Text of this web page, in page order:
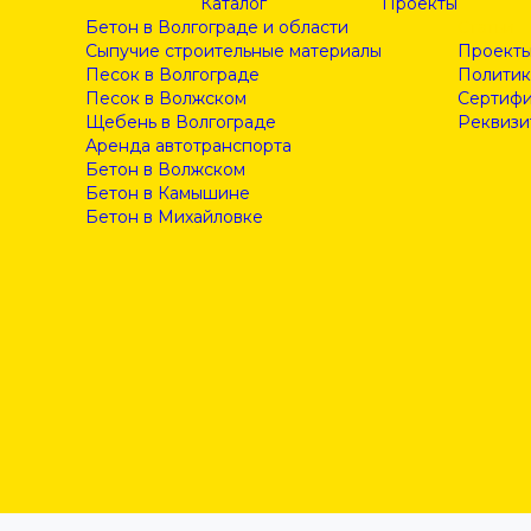
Бетон в Волгограде и области
Сыпучие строительные материалы
Песок в Волгограде
Песок в Волжском
Щебень в Волгограде
Аренда автотранспорта
Бетон в Волжском
Бетон в Камышине
Бетон в Михайловке